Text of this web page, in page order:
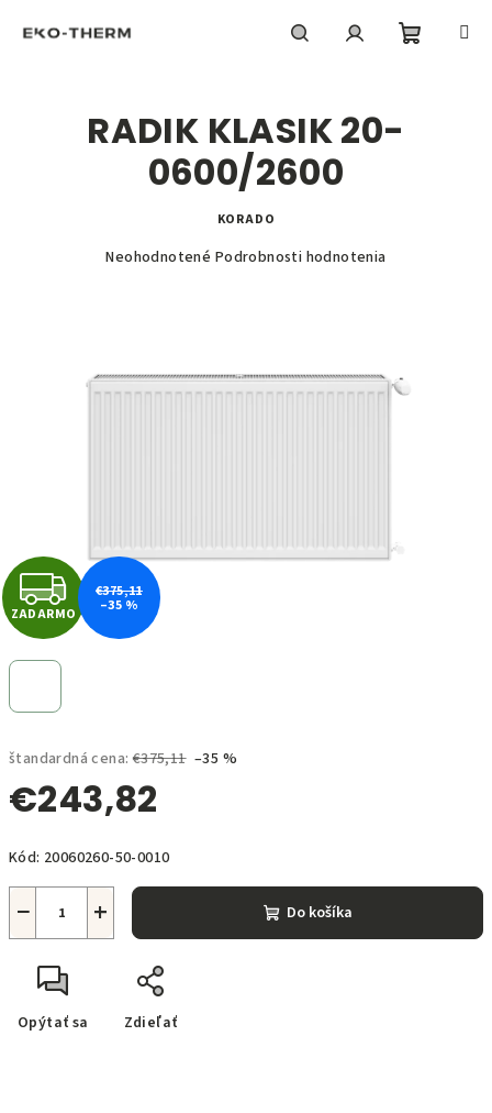
štandardná cena: €375,11 –35 %
€243,82
cena:
Kód: 20060260-50-0010
+
− Do košíka
Opýtať sa Zdieľať
RADIK KLASIK 20-
0600/2600
KORADO
Priemerné
5
Neohodnotené Podrobnosti hodnotenia
Z
A
R
M
O
ZADARMO
€375,11
–35 %